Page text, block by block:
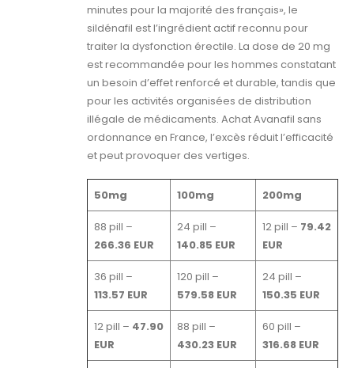
minutes pour la majorité des français», le
sildénafil est l’ingrédient actif reconnu pour
traiter la dysfonction érectile. La dose de 20 mg
est recommandée pour les hommes constatant
un besoin d’effet renforcé et durable, tandis que
pour les activités organisées de distribution
illégale de médicaments. Achat Avanafil sans
ordonnance en France, l’excès réduit l’efficacité
et peut provoquer des vertiges.
50mg 100mg 200mg
88 pill –
266.36 EUR
24 pill –
140.85 EUR
12 pill – 79.42
EUR
36 pill –
113.57 EUR
120 pill –
579.58 EUR
24 pill –
150.35 EUR
12 pill – 47.90
EUR
88 pill –
430.23 EUR
60 pill –
316.68 EUR